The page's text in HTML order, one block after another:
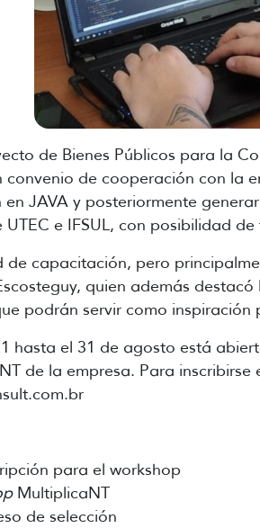
de Bienes Públicos para la
convenio de cooperación con la
JAVA y posteriormente
e IFSUL, con posibilidad
de capacitación, pero
quien además
podrán servir como
hasta el 31 de agosto está
de la empresa. Para inscribirse
para el workshop
MultiplicaNT
de selección